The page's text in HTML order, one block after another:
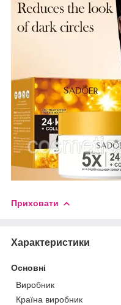
Приховати
Характеристики
Основні
Виробник
Країна виробник